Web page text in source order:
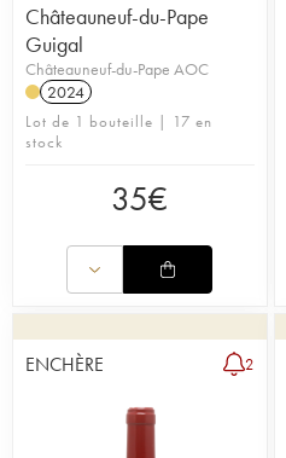
Châteauneuf-du-Pape
Guigal
Châteauneuf-du-Pape AOC
2024
Lot de 1 bouteille | 17 en
stock
35€
ENCHÈRE 2